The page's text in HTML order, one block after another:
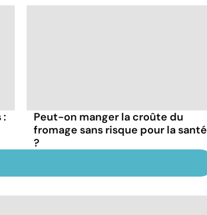
:
Peut-on manger la croûte du
fromage sans risque pour la santé
?